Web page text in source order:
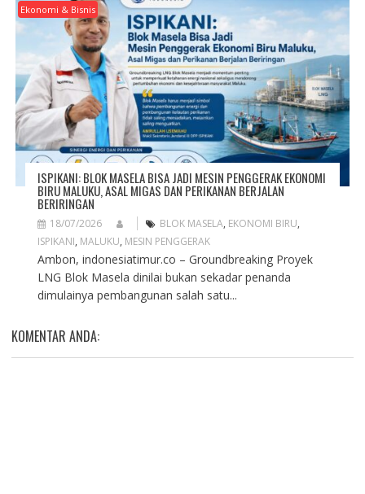
Ekonomi & Bisnis
ISPIKANI: BLOK MASELA BISA JADI MESIN PENGGERAK EKONOMI
BIRU MALUKU, ASAL MIGAS DAN PERIKANAN BERJALAN
BERIRINGAN
18/07/2026 BLOK MASELA, EKONOMI BIRU,
ISPIKANI, MALUKU, MESIN PENGGERAK
Ambon, indonesiatimur.co – Groundbreaking Proyek
LNG Blok Masela dinilai bukan sekadar penanda
dimulainya pembangunan salah satu...
KOMENTAR ANDA: